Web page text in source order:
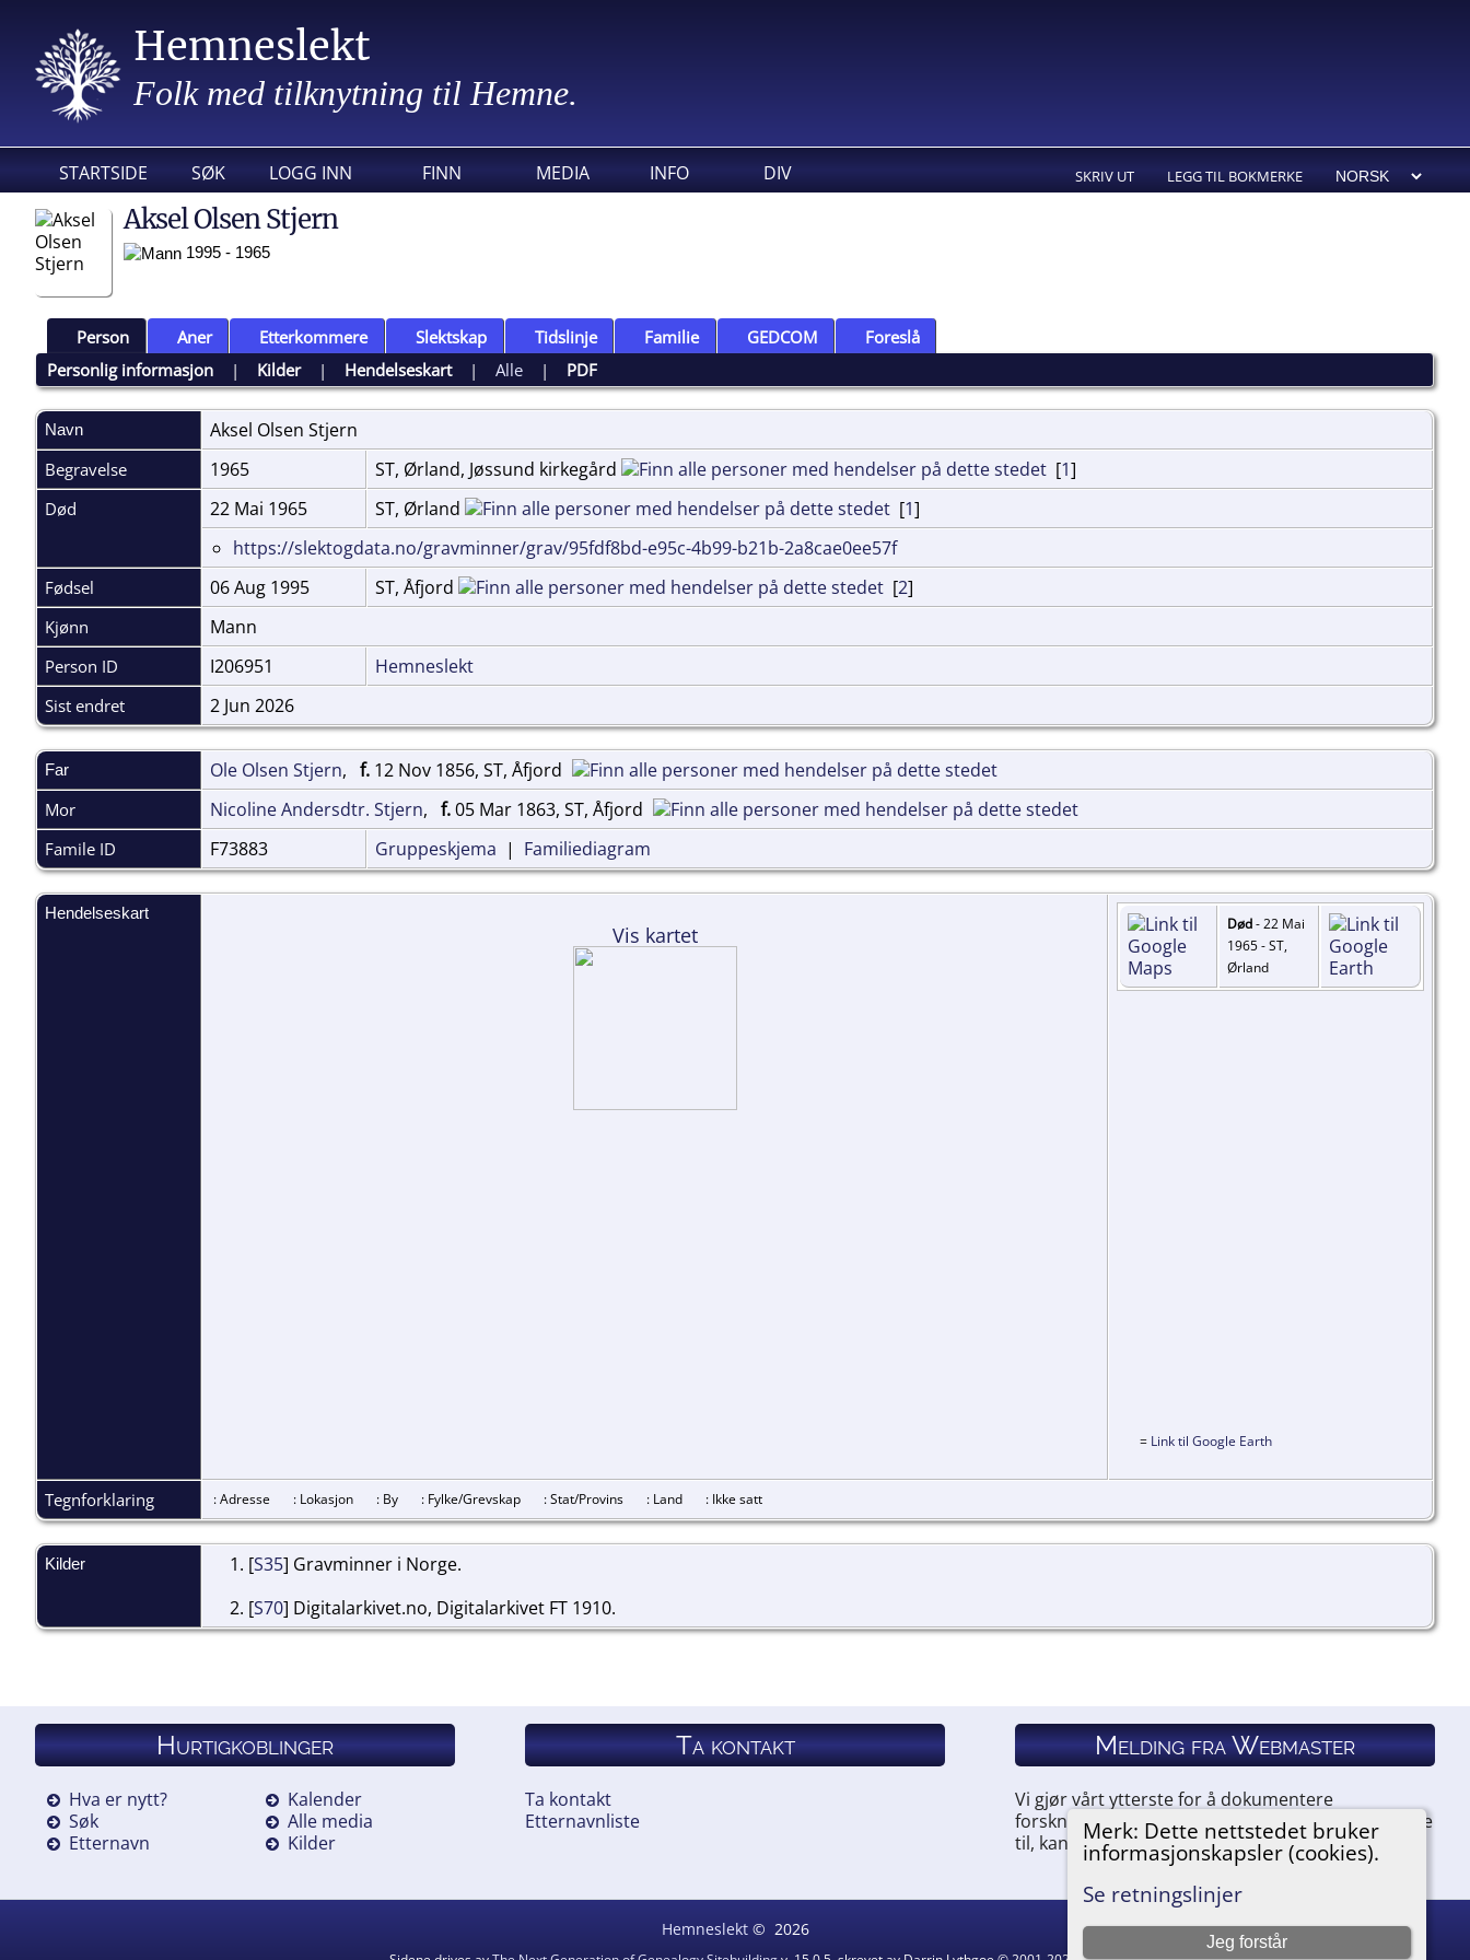
Hemneslekt
Folk med tilknytning til Hemne.
STARTSIDE SØK LOGG INN FINN MEDIA INFO DIV SKRIV UT LEGG TIL BOKMERKE
Merk: Dette nettstedet bruker
informasjonskapsler (cookies).
Se retningslinjer
Jeg forstår
Aksel Olsen Stjern
1995 - 1965
Person Aner Etterkommere Slektskap Tidslinje Familie GEDCOM
Foreslå
Personlig informasjon | Kilder| Hendelseskart|Alle | PDF
Navn Aksel Olsen Stjern
Begravelse 1965 ST, Ørland, Jøssund kirkegård [1]
Død 22 Mai 1965 ST, Ørland [1]
https://slektogdata.no/gravminner/grav/95fdf8bd-e95c-4b99-b21b-2a8cae0ee57f
Fødsel 06 Aug 1995 ST, Åfjord [2]
Kjønn Mann
Person ID I206951 Hemneslekt
Sist endret 2 Jun 2026
Far Ole Olsen Stjern, f. 12 Nov 1856, ST, Åfjord
Mor Nicoline Andersdtr. Stjern, f.05 Mar 1863, ST, Åfjord
Famile ID F73883 Gruppeskjema | Familiediagram
Hendelseskart
Vis kartet Død- 22 Mai
1965 - ST,
Ørland
= Link til Google Earth
Tegnforklaring : Adresse : Lokasjon : By : Fylke/Grevskap : Stat/Provins : Land : Ikke satt
Kilder [S35] Gravminner i Norge.
[S70] Digitalarkivet.no, Digitalarkivet FT 1910.
Hurtigkoblinger
Hva er nytt?
Søk
Etternavn
Kalender
Alle media
Kilder
Ta kontakt
Ta kontakt
Etternavnliste
Melding fra Webmaster
Vi gjør vårt ytterste for å dokumentere
forskningen vår. Hvis du har noe du ønsker å legge
til, kan du kontakte oss.
Hemneslekt© 2026